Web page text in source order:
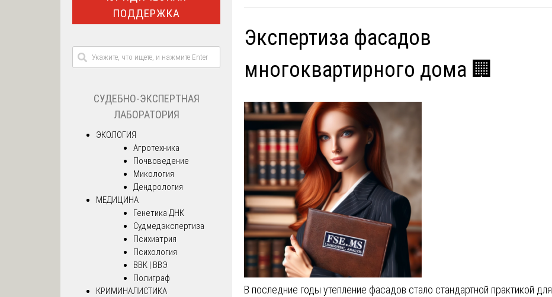
Экспертиза фасадов
многоквартирного дома 🏢
В последние годы утепление фасадов стало стандартной практикой для
ПОДДЕРЖКА
СУДЕБНО-ЭКСПЕРТНАЯ
ЛАБОРАТОРИЯ
ЭКОЛОГИЯ
Агротехника
Почвоведение
Микология
Дендрология
МЕДИЦИНА
Генетика ДНК
Судмедэкспертиза
Психиатрия
Психология
ВВК | ВВЭ
Полиграф
КРИМИНАЛИСТИКА